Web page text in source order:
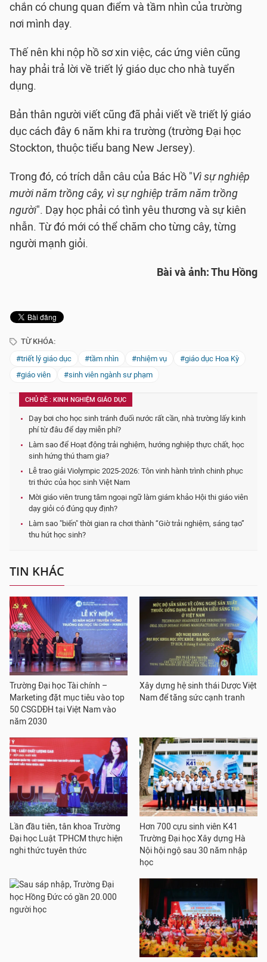
chắn có chung quan điểm và tầm nhìn của trường
nơi mình dạy.
Thế nên khi nộp hồ sơ xin việc, các ứng viên cũng
hay phải trả lời về triết lý giáo dục cho nhà tuyển
dụng.
Bản thân người viết cũng đã phải viết về triết lý giáo
dục cách đây 6 năm khi ra trường (trường Đại học
Stockton, thuộc tiểu bang New Jersey).
Trong đó, có trích dẫn câu của Bác Hồ "Vì sự nghiệp
mười năm trồng cây, vì sự nghiệp trăm năm trồng
người". Dạy học phải có tình yêu thương và sự kiên
nhẫn. Từ đó mới có thể chăm cho từng cây, từng
người mạnh giỏi.
Bài và ảnh: Thu Hồng
TỪ KHÓA:
#triết lý giáo dục
#tầm nhìn #nhiệm vụ
#giáo dục Hoa Kỳ
#giáo viên
#sinh viên ngành sư phạm
CHỦ ĐỀ : KINH NGHIỆM GIÁO DỤC
Dạy bơi cho học sinh tránh đuối nước rất cần, nhà trường lấy kinh
phí từ đâu để dạy miễn phí?
Làm sao để Hoạt động trải nghiệm, hướng nghiệp thực chất, học
sinh hứng thú tham gia?
Lễ trao giải Violympic 2025-2026: Tôn vinh hành trình chinh phục
tri thức của học sinh Việt Nam
Mời giáo viên trung tâm ngoại ngữ làm giám khảo Hội thi giáo viên
dạy giỏi có đúng quy định?
Làm sao "biến" thời gian ra chơi thành “Giờ trải nghiệm, sáng tạo”
thu hút học sinh?
TIN KHÁC
Trường Đại học Tài chính –
Marketing đặt mục tiêu vào top
50 CSGDĐH tại Việt Nam vào
năm 2030
Xây dựng hệ sinh thái Dược Việt
Nam để tăng sức cạnh tranh
Lần đầu tiên, tân khoa Trường
Đại học Luật TPHCM thực hiện
nghi thức tuyên thức
Hơn 700 cựu sinh viên K41
Trường Đại học Xây dựng Hà
Nội hội ngộ sau 30 năm nhập
học